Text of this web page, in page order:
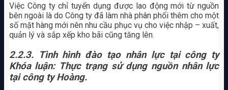
Việc Công ty chỉ tuyển dụng được lao động mới từ nguồn
bên ngoài là do Công ty đã làm nhà phân phối thêm cho một
số mặt hàng mới nên nhu cầu phục vụ cho việc nhập – xuất,
quản lý và sắp xếp kho bãi cũng tăng lên.
2.2.3. Tình hình đào tạo nhân lực tại công ty
Khóa luận: Thực trạng sử dụng nguồn nhân lực
tại công ty Hoàng.